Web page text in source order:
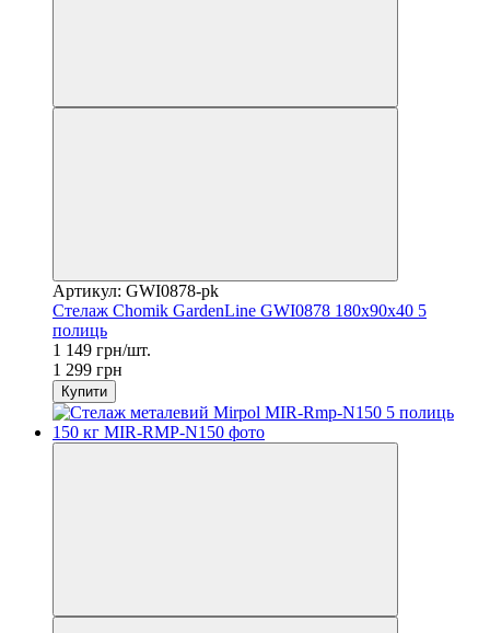
Артикул: GWI0878-pk
Стелаж Chomik GardenLine GWI0878 180x90x40 5
полиць
1 149 грн/шт.
1 299 грн
Купити